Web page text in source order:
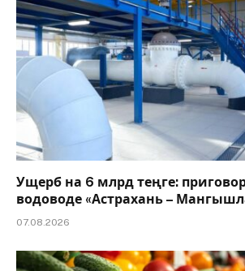
Ущерб на 6 млрд теңге:
водоводе «Астрахань –
07.08.2026